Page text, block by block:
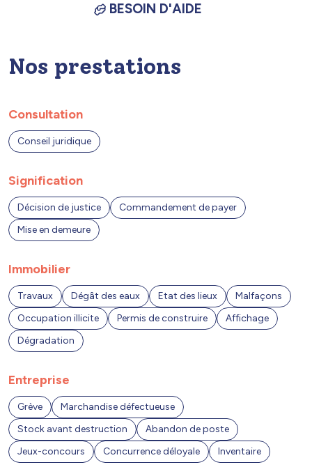
BESOIN D'AIDE
Nos prestations
Consultation
Conseil juridique
Signification
Décision de justice
Commandement de payer
Mise en demeure
Immobilier
Travaux Dégât des eaux Etat des lieux
Malfaçons
Occupation illicite
Permis de construire
Affichage
Dégradation
Entreprise
Grève
Marchandise défectueuse
Stock avant destruction
Abandon de poste
Jeux-concours
Concurrence déloyale Inventaire